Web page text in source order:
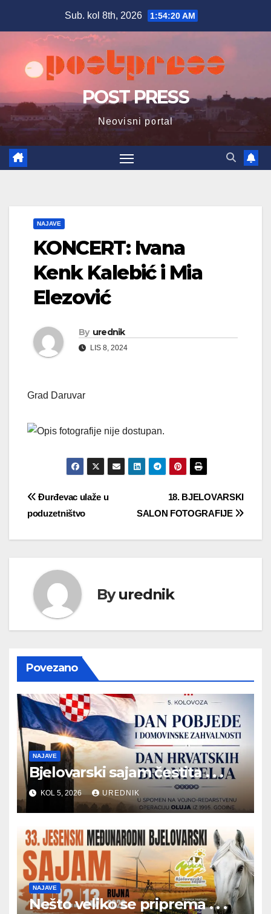
Sub. kol 8th, 2026 1:54:21 AM
POST PRESS
Neovisni portal
NAJAVE
KONCERT: Ivana
Kenk Kalebić i Mia
Elezović
By urednik
LIS 8, 2024
Grad Daruvar
Navigacija
objava
18. BJELOVARSKI
SALON FOTOGRAFIJE
Đurđevac ulaže u
poduzetništvo
Byurednik
Povezano
NAJAVE
Bjelovarski sajam čestita . . .
KOL 5, 2026 UREDNIK
NAJAVE
Nešto veliko se priprema . . .